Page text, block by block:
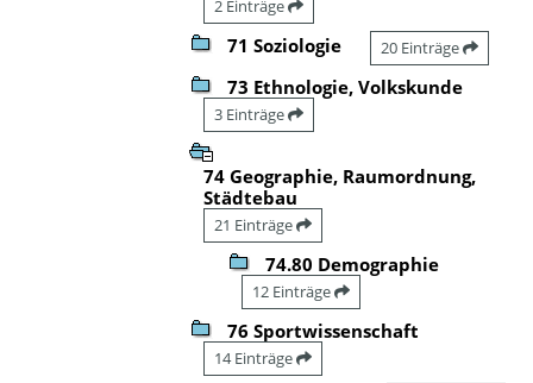
2 Einträge
71 Soziologie 20 Einträge
73 Ethnologie, Volkskunde
3 Einträge
74 Geographie, Raumordnung,
Städtebau
21 Einträge
74.80 Demographie
12 Einträge
76 Sportwissenschaft
14 Einträge